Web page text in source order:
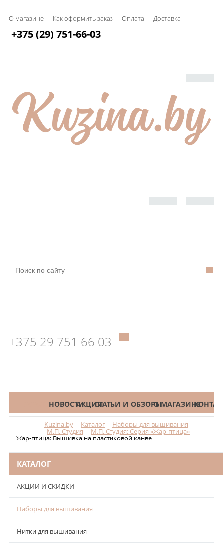
О магазине Как оформить заказ Оплата Доставка
+375 (29) 751-66-03
+375 29 751 66 03
КАТАЛОГНОВОСТИАКЦИИСТАТЬИ И ОБЗОРЫО МАГАЗИНЕ
Kuzina.by Каталог Наборы для вышивания
М.П. Студия М.П. Студия: Серия «Жар-птица»
Жар-птица: Вышивка на пластиковой канве
КАТАЛОГ
АКЦИИ И СКИДКИ
Наборы для вышивания
Нитки для вышивания